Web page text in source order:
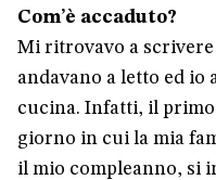
Com’è accaduto?
Mi ritrovavo a scrivere
andavano a letto ed io
cucina. Infatti, il
giorno in cui la mia
il mio compleanno, si